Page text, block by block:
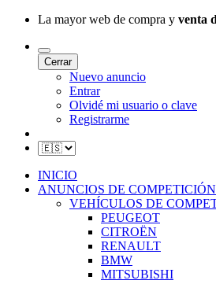
La mayor web de compra y venta
Cerrar
Nuevo anuncio
Entrar
Olvidé mi usuario o clave
Registrarme
INICIO
ANUNCIOS DE COMPETICIÓN
VEHÍCULOS DE
PEUGEOT
CITROËN
RENAULT
BMW
MITSUBISHI